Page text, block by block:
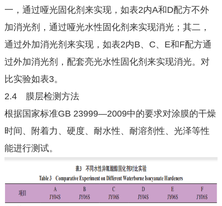
一，通过哑光固化剂来实现，如表2内A和D配方不外
加消光剂，通过哑光水性固化剂来实现消光；其二，
通过外加消光剂来实现，如表2内B、C、E和F配方通
过外加消光剂，配套亮光水性固化剂来实现消光。对
比实验如表3。
2.4 膜层检测方法
根据国家标准GB 23999—2009中的要求对涂膜的干燥
时间、附着力、硬度、耐水性、耐溶剂性、光泽等性
能进行测试。